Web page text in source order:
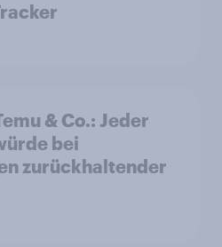
& Co.: Jeder
bei